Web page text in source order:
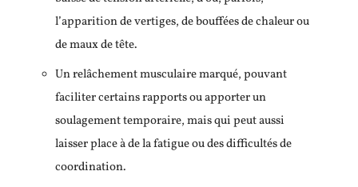
l’apparition de vertiges, de bouffées de chaleur ou
de maux de tête.
Un relâchement musculaire marqué, pouvant
faciliter certains rapports ou apporter un
soulagement temporaire, mais qui peut aussi
laisser place à de la fatigue ou des difficultés de
coordination.